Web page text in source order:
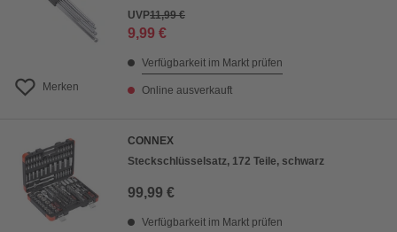
Merken
UVP11,99 €
9,99 €
Verfügbarkeit im Markt prüfen
Online ausverkauft
CONNEX
Steckschlüsselsatz, 172 Teile, schwarz
99,99 €
Verfügbarkeit im Markt prüfen